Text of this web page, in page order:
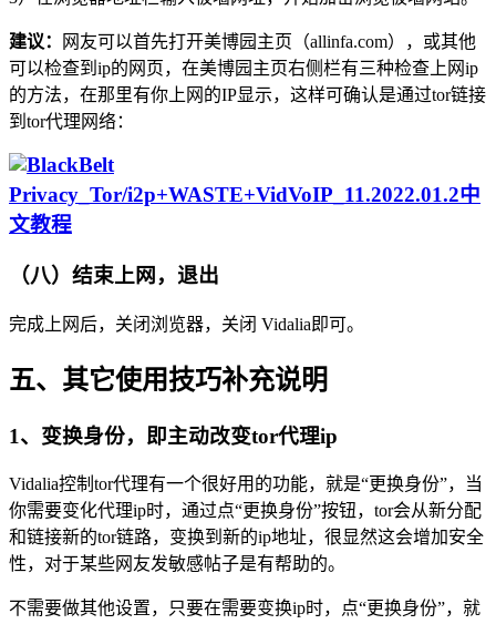
建议：
网友可以首先打开美博园主页（allinfa.com），或其他
可以检查到ip的网页，在美博园主页右侧栏有三种检查上网ip
的方法，在那里有你上网的IP显示，这样可确认是通过tor链接
到tor代理网络：
（八）结束上网，退出
完成上网后，关闭浏览器，关闭 Vidalia即可。
五、其它使用技巧补充说明
1、变换身份，即主动改变tor代理ip
Vidalia控制tor代理有一个很好用的功能，就是“更换身份”，当
你需要变化代理ip时，通过点“更换身份”按钮，tor会从新分配
和链接新的tor链路，变换到新的ip地址，很显然这会增加安全
性，对于某些网友发敏感帖子是有帮助的。
不需要做其他设置，只要在需要变换ip时，点“更换身份”，就